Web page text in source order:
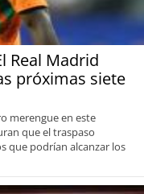
Real Madrid
próximas siete
merengue en este
que el traspaso
que podrían alcanzar los